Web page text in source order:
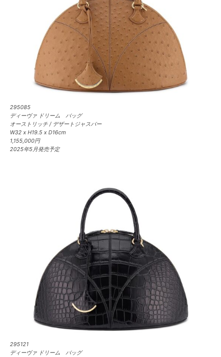
295085
ディーヴァ ドリーム バッグ
オーストリッチ / デザートジャスパー
W32 x H19.5 x D16cm
1,155,000円
2025年5月発売予定
295121
ディーヴァ ドリーム バッグ